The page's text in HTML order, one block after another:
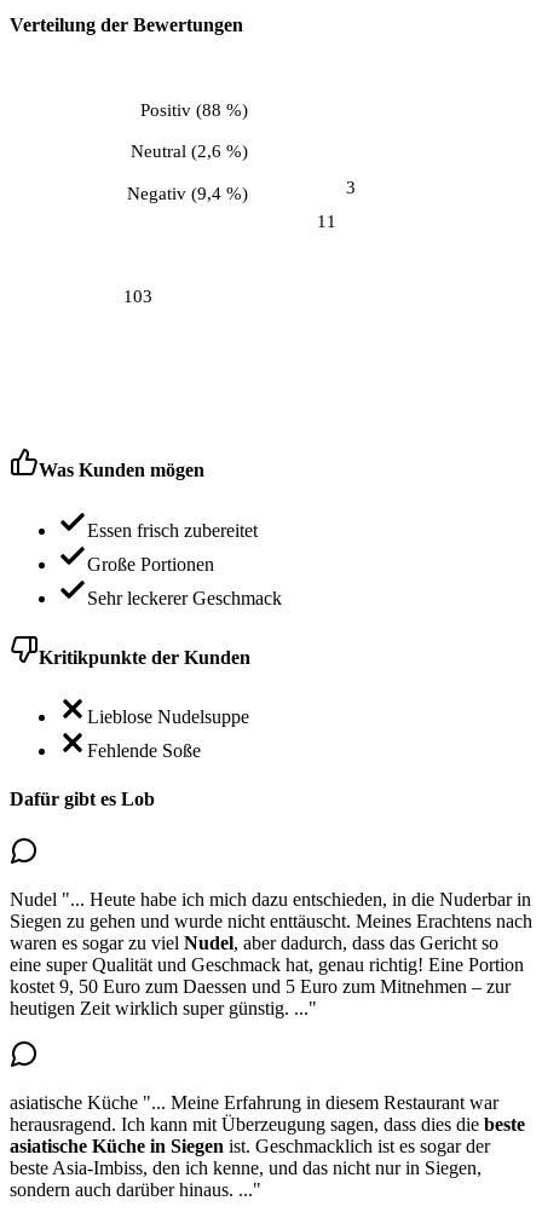
Verteilung der Bewertungen
11
Negativ(9,4 %) 3
Neutral(2,6 %)
103
Positiv(88 %)
Was Kunden mögen
Essen frisch zubereitet
Große Portionen
Sehr leckerer Geschmack
Kritikpunkte der Kunden
Lieblose Nudelsuppe
Fehlende Soße
Dafür gibt es Lob
Nudel "... Heute habe ich mich dazu entschieden, in die Nuderbar in
Siegen zu gehen und wurde nicht enttäuscht. Meines Erachtens nach
waren es sogar zu viel Nudel, aber dadurch, dass das Gericht so
eine super Qualität und Geschmack hat, genau richtig! Eine Portion
kostet 9, 50 Euro zum Daessen und 5 Euro zum Mitnehmen – zur
heutigen Zeit wirklich super günstig. ..."
asiatische Küche "... Meine Erfahrung in diesem Restaurant war
herausragend. Ich kann mit Überzeugung sagen, dass dies die beste
asiatische Küche in Siegen ist. Geschmacklich ist es sogar der
beste Asia-Imbiss, den ich kenne, und das nicht nur in Siegen,
sondern auch darüber hinaus. ..."